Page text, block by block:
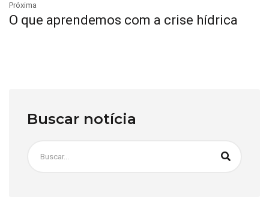
Próxima
O que aprendemos com a crise hídrica
Buscar notícia